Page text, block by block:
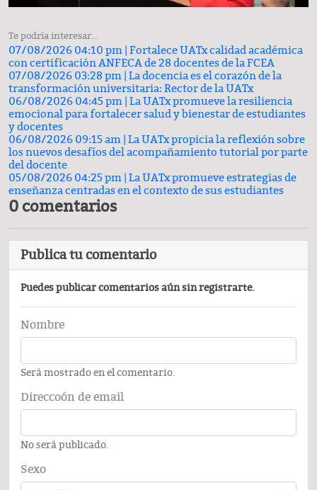
Te podría interesar...
07/08/2026 04:10 pm | Fortalece UATx calidad académica
con certificación ANFECA de 28 docentes de la FCEA
07/08/2026 03:28 pm | La docencia es el corazón de la
transformación universitaria: Rector de la UATx
06/08/2026 04:45 pm | La UATx promueve la resiliencia
emocional para fortalecer salud y bienestar de estudiantes
y docentes
06/08/2026 09:15 am | La UATx propicia la reflexión sobre
los nuevos desafíos del acompañamiento tutorial por parte
del docente
05/08/2026 04:25 pm | La UATx promueve estrategias de
enseñanza centradas en el contexto de sus estudiantes
0 comentarios
Publica tu comentario
Puedes publicar comentarios aún sin registrarte.
Nombre
Será mostrado en el comentario.
Direccoón de email
No será publicado.
Sexo